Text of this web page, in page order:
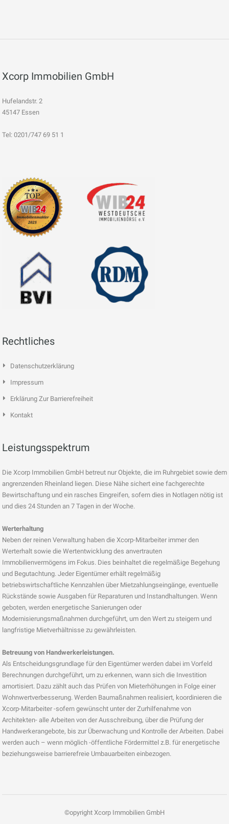
Xcorp Immobilien GmbH
Hufelandstr. 2
45147 Essen
Tel: 0201/747 69 51 1
Rechtliches
Datenschutzerklärung
Impressum
Erklärung Zur Barrierefreiheit
Kontakt
Leistungsspektrum
Die Xcorp Immobilien GmbH betreut nur Objekte, die im Ruhrgebiet sowie dem
angrenzenden Rheinland liegen. Diese Nähe sichert eine fachgerechte
Bewirtschaftung und ein rasches Eingreifen, sofern dies in Notlagen nötig ist
und dies 24 Stunden an 7 Tagen in der Woche.
Werterhaltung
Neben der reinen Verwaltung haben die Xcorp-Mitarbeiter immer den
Werterhalt sowie die Wertentwicklung des anvertrauten
Immobilienvermögens im Fokus. Dies beinhaltet die regelmäßige Begehung
und Begutachtung. Jeder Eigentümer erhält regelmäßig
betriebswirtschaftliche Kennzahlen über Mietzahlungseingänge, eventuelle
Rückstände sowie Ausgaben für Reparaturen und Instandhaltungen. Wenn
geboten, werden energetische Sanierungen oder
Modernisierungsmaßnahmen durchgeführt, um den Wert zu steigern und
langfristige Mietverhältnisse zu gewährleisten.
Betreuung von Handwerkerleistungen.
Als Entscheidungsgrundlage für den Eigentümer werden dabei im Vorfeld
Berechnungen durchgeführt, um zu erkennen, wann sich die Investition
amortisiert. Dazu zählt auch das Prüfen von Mieterhöhungen in Folge einer
Wohnwertverbesserung. Werden Baumaßnahmen realisiert, koordinieren die
Xcorp-Mitarbeiter -sofern gewünscht unter der Zurhilfenahme von
Architekten- alle Arbeiten von der Ausschreibung, über die Prüfung der
Handwerkerangebote, bis zur Überwachung und Kontrolle der Arbeiten. Dabei
werden auch – wenn möglich -öffentliche Fördermittel z.B. für energetische
beziehungsweise barrierefreie Umbauarbeiten einbezogen.
©opyright Xcorp Immobilien GmbH